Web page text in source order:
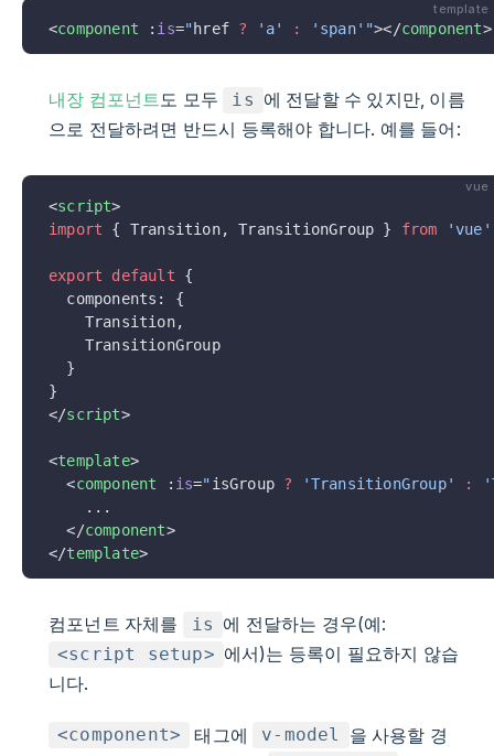
template
<component : is="href ? 'a' : 'span'"></component>
내장 컴포넌트도 모두 is 에 전달할 수 있지만, 이름
으로 전달하려면 반드시 등록해야 합니다. 예를 들어:
vue
<script>
import { Transition, TransitionGroup } from 'vue'
export default {
  components: {
    Transition,
    TransitionGroup
  }
}
</script>
<template>
  <
component : is="isGroup ? 'TransitionGroup' :
    ...
  </
component>
</template>
컴포넌트 자체를 is 에 전달하는 경우(예:
<script setup> 에서)는 등록이 필요하지 않습
니다.
<component> 태그에 v-model
을 사용할 경